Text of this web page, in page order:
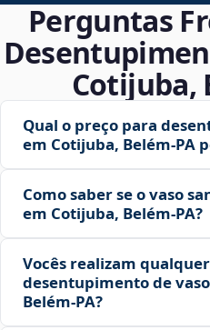
Perguntas
Cotijuba,
Qual o preço para
em Cotijuba, Belém‑PA
Como saber se o vaso
em Cotijuba, Belém‑PA?
Vocês realizam
desentupimento de
Belém‑PA?